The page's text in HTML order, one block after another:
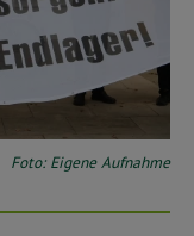
Foto: Eigene Aufnahme